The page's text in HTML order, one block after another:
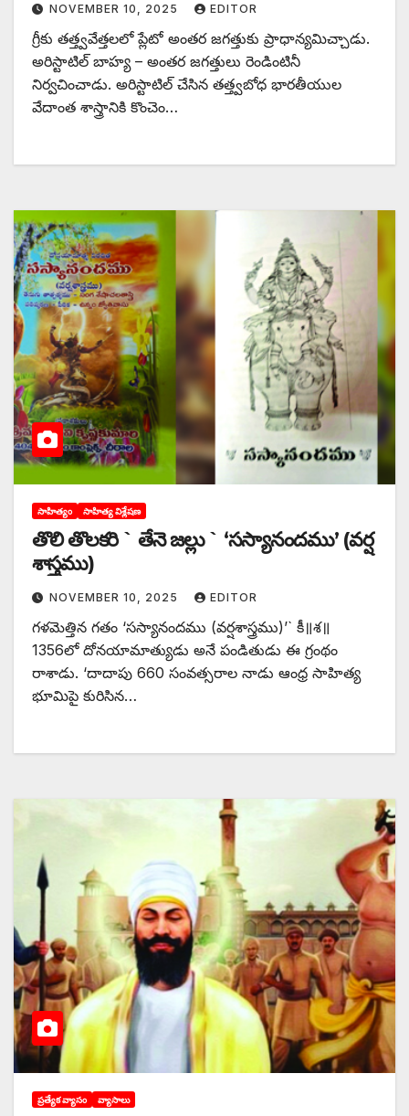
NOVEMBER 10, 2025 EDITOR
‌గ్రీకు తత్త్వవేత్తలలో ప్లేటో అంతర జగత్తుకు ప్రాధాన్యమిచ్చాడు.
అరిస్టాటిల్‌ ‌బాహ్య – అంతర జగత్తులు రెండింటినీ
నిర్వచించాడు. అరిస్టాటిల్‌ ‌చేసిన తత్త్వబోధ భారతీయుల
వేదాంత శాస్త్రానికి కొంచెం…
సాహిత్యం సాహిత్య విశ్లేషణ
తొలి తొలకరి ` తేనె జల్లు ` ‘సస్యానందము’ (వర్ష
శాస్త్రము)
NOVEMBER 10, 2025 EDITOR
గళమెత్తిన గతం ‘సస్యానందము (వర్షశాస్త్రము)’` కీ॥శ॥
1356లో దోనయామాత్యుడు అనే పండితుడు ఈ గ్రంథం
రాశాడు. ‘దాదాపు 660 సంవత్సరాల నాడు ఆంధ్ర సాహిత్య
భూమిపై కురిసిన…
ప్రత్యేక వ్యాసం వ్యాసాలు